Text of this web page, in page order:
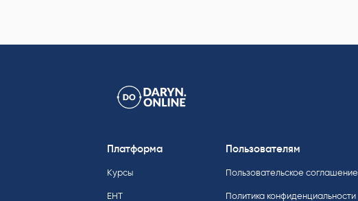
Платформа
Курсы
ЕНТ
Пользователям
Пользовательское соглашение
Политика конфиденциальности